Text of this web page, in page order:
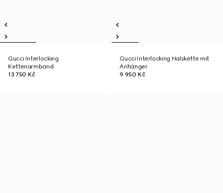
Gucci Interlocking
Kettenarmband
13 750 Kč
Gucci Interlocking Halskette mit
Anhänger
9 950 Kč